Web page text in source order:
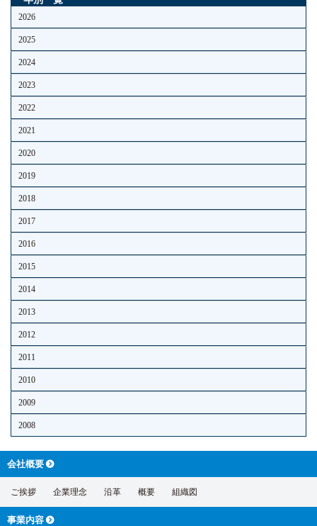
2026
2025
2024
2023
2022
2021
2020
2019
2018
2017
2016
2015
2014
2013
2012
2011
2010
2009
2008
会社概要
ご挨拶 企業理念 沿革 概要 組織図
事業内容